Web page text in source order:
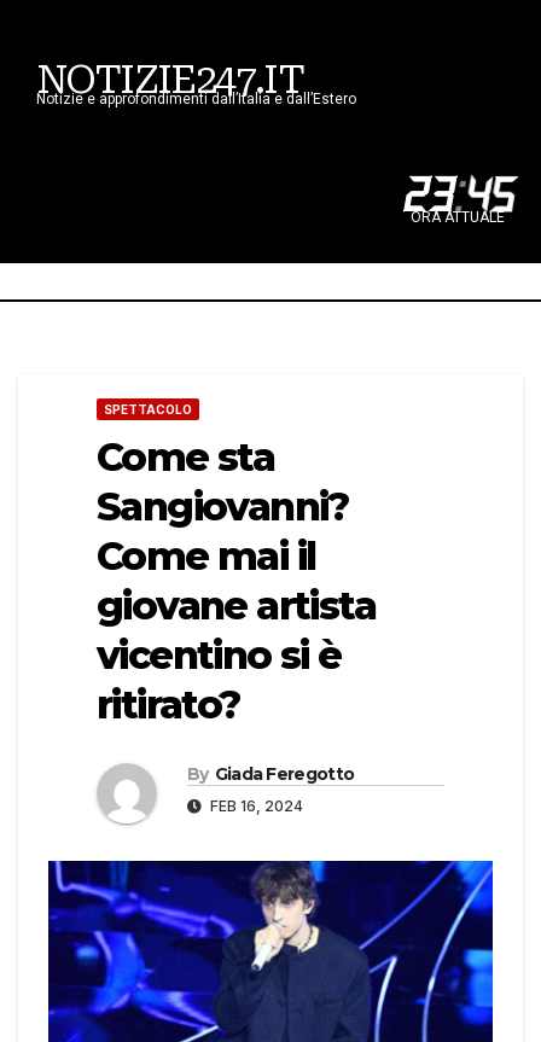
NOTIZIE247.IT
Notizie e approfondimenti dall’Italia e dall’Estero
23:45
ORA ATTUALE
SPETTACOLO
Come sta
Sangiovanni?
Come mai il
giovane artista
vicentino si è
ritirato?
By Giada Feregotto
FEB 16, 2024